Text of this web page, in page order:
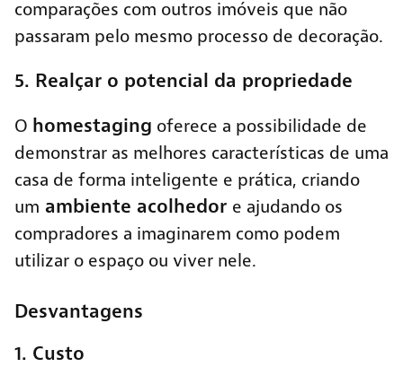
comparações com outros imóveis que não
passaram pelo mesmo processo de decoração.
5. Realçar o potencial da propriedade
O homestaging oferece a possibilidade de
demonstrar as melhores características de uma
casa de forma inteligente e prática, criando
um ambiente acolhedor e ajudando os
compradores a imaginarem como podem
utilizar o espaço ou viver nele.
Desvantagens
1. Custo